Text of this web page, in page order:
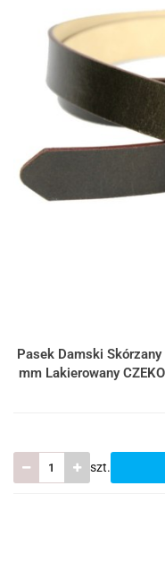
Pasek Damski
mm Lakierowany
szt.